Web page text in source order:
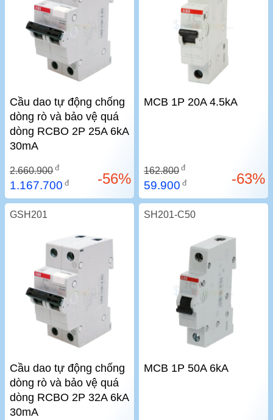
Cầu dao tự động chống
dòng rò và bảo vệ quá
dòng RCBO 2P 25A 6kA
30mA
2.660.900 đ
1.167.700 đ -56%
MCB 1P 20A 4.5kA
162.800 đ
59.900 đ -63%
GSH201
Cầu dao tự động chống
dòng rò và bảo vệ quá
dòng RCBO 2P 32A 6kA
30mA
SH201-C50
MCB 1P 50A 6kA